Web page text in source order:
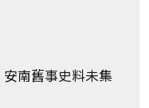
南舊事史料未集